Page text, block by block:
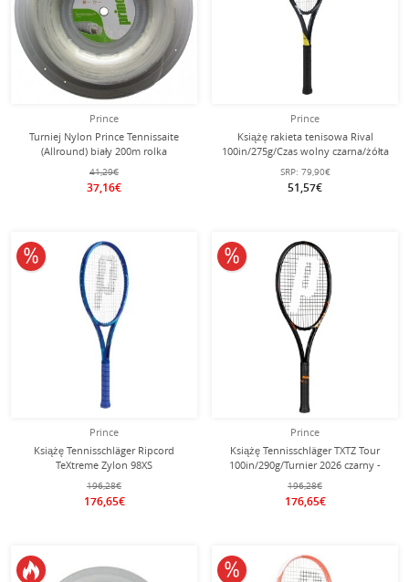
Prince
Turniej Nylon Prince Tennissaite
(Allround) biały 200m rolka
41,29€
37,16€
Prince
Książę rakieta tenisowa Rival
100in/275g/Czas wolny czarna/żółta
SRP: 79,90€
51,57€
Prince
Książę Tennisschläger Ripcord
TeXtreme Zylon 98XS
niestrunowany -
196,28€
176,65€
10% obniżone
Prince
Książę Tennisschläger TXTZ Tour
100in/290g/Turnier 2026 czarny -
196,28€
176,65€
10% obniżone
10% obniżone